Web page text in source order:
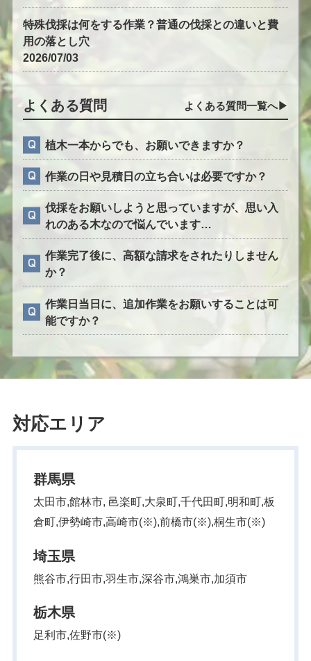
特殊伐採は何をする作業？普通の伐採との違いと費
用の落とし穴
2026/07/03
よくある質問 よくある質問一覧へ▶︎
植木一本からでも、お願いできますか？
作業の日や見積日の立ち合いは必要ですか？
伐採をお願いしようと思っていますが、思い入
れのある木なので悩んでいます…
作業完了後に、高額な請求をされたりしません
か？
作業日当日に、追加作業をお願いすることは可
能ですか？
対応エリア
群馬県
太田市,館林市, 邑楽町,大泉町,千代田町,明和町,板
倉町,伊勢崎市,高崎市(※),前橋市(※),桐生市(※)
埼玉県
熊谷市,行田市,羽生市,深谷市,鴻巣市,加須市
栃木県
足利市,佐野市(※)